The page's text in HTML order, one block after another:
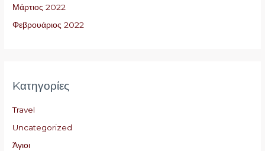
Μάρτιος 2022
Φεβρουάριος 2022
Kατηγορίες
Travel
Uncategorized
Άγιοι